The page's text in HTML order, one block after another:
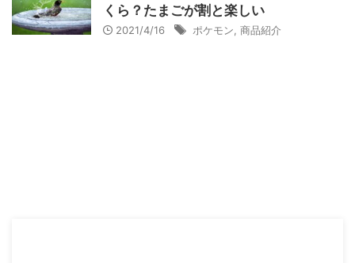
くら？たまごが割と楽しい
2021/4/16 ポケモン 商品紹介